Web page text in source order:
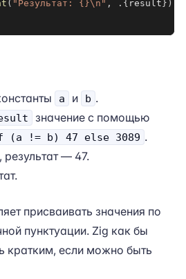
( "Результат: {}\n" , . { result } )
a и b .
значение с помощью
(a != b) 47 else 3089 .
результат — 47.
присваивать значения по
пунктуации. Zig как бы
кратким, если можно быть